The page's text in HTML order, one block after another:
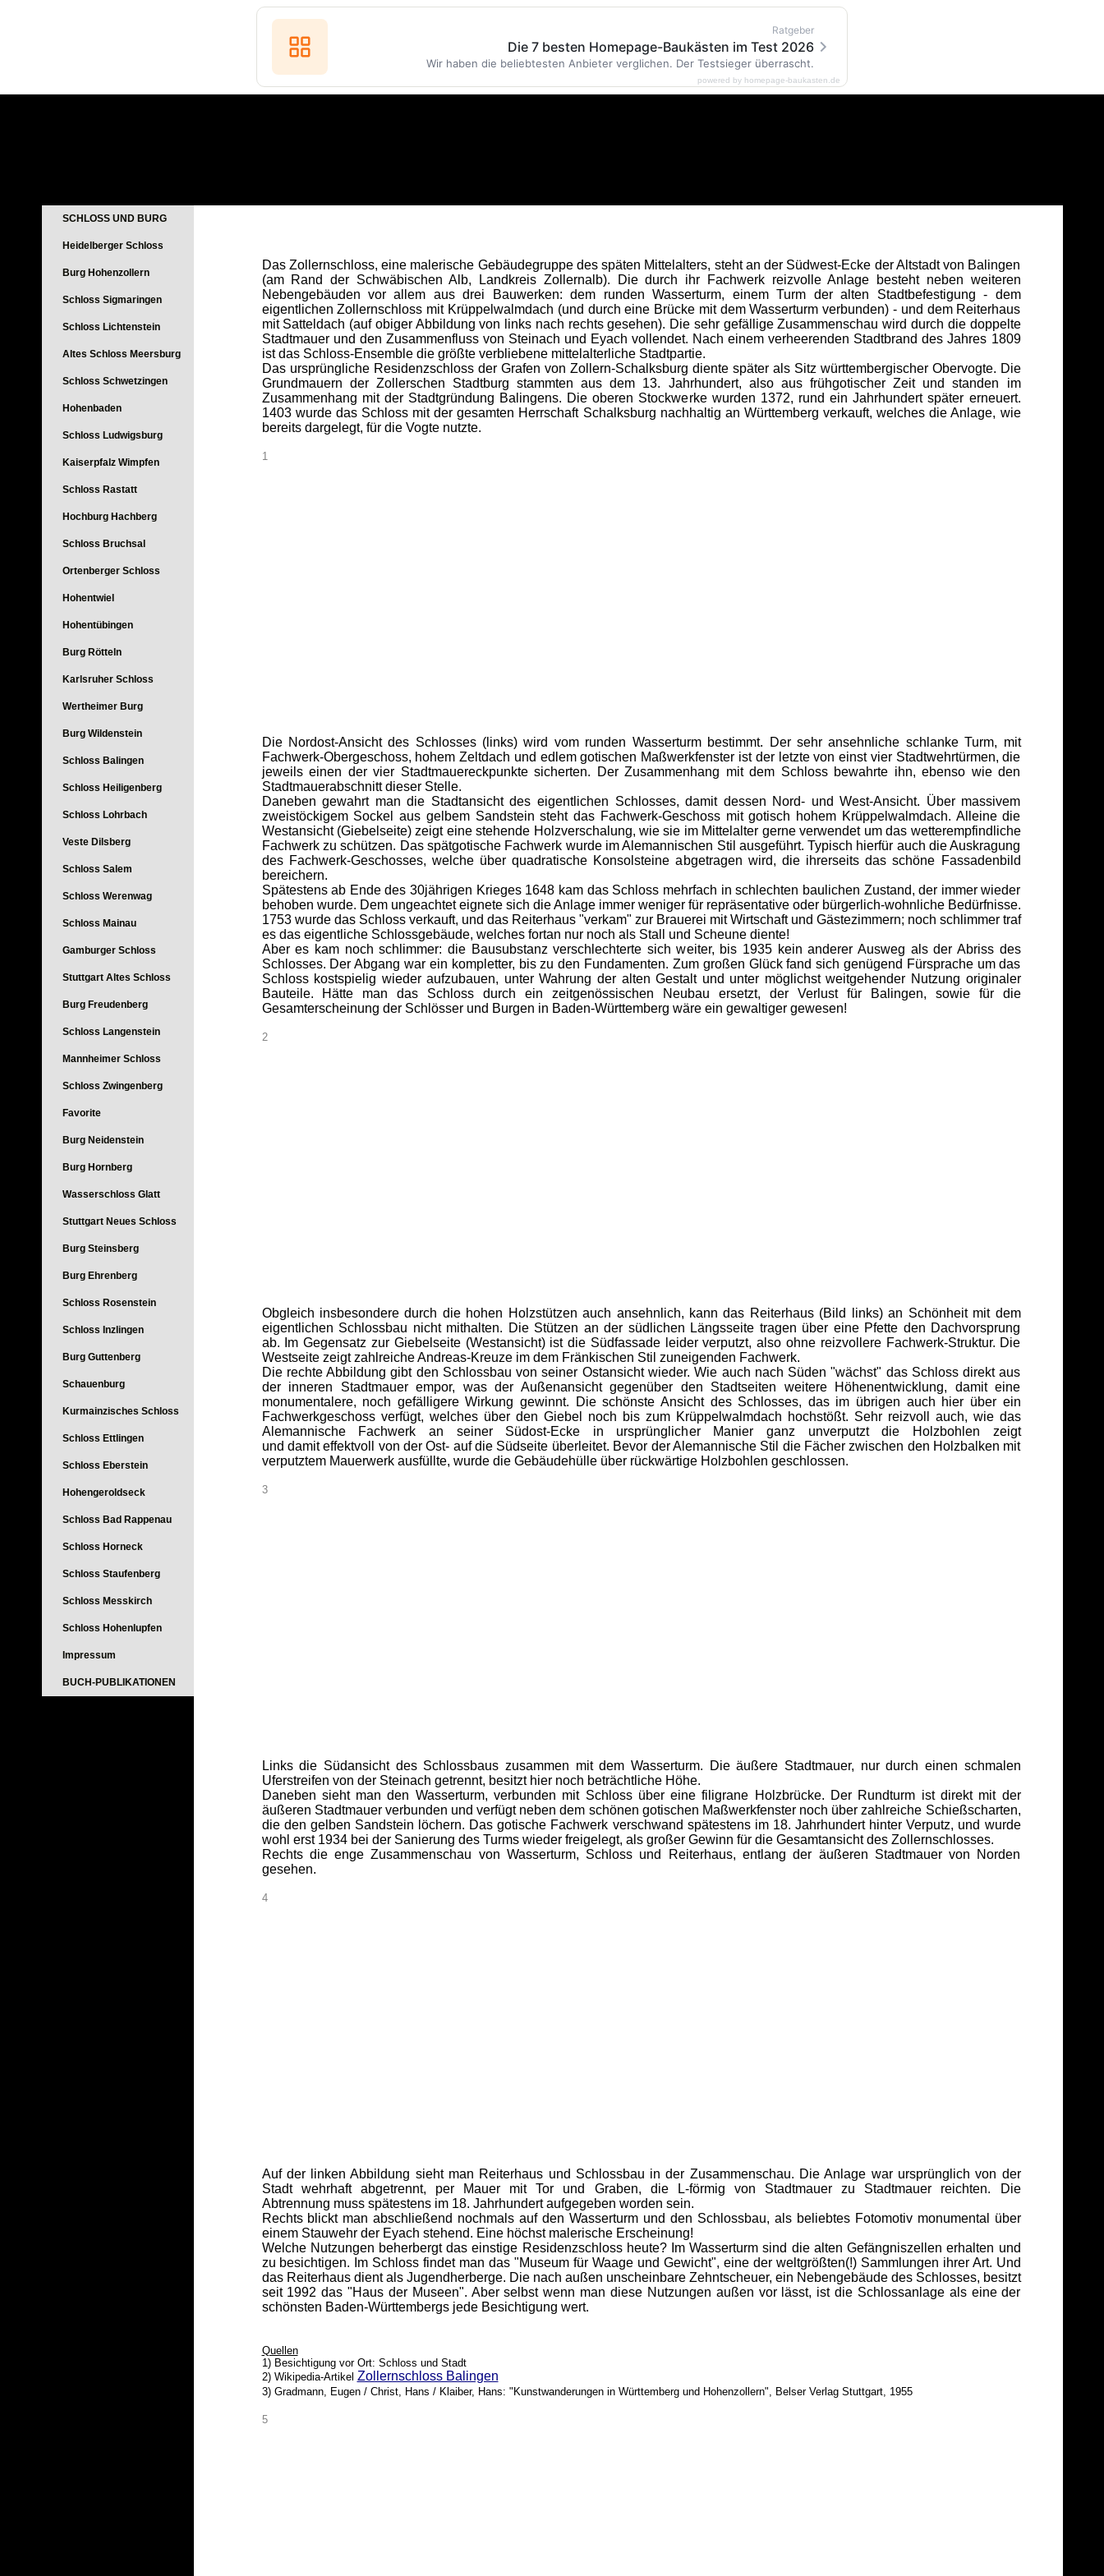
SCHLOSS UND BURG
Heidelberger Schloss
Burg Hohenzollern
Schloss Sigmaringen
Schloss Lichtenstein
Altes Schloss Meersburg
Schloss Schwetzingen
Hohenbaden
Schloss Ludwigsburg
Kaiserpfalz Wimpfen
Schloss Rastatt
Hochburg Hachberg
Schloss Bruchsal
Ortenberger Schloss
Hohentwiel
Hohentübingen
Burg Rötteln
Karlsruher Schloss
Wertheimer Burg
Burg Wildenstein
Schloss Balingen
Schloss Heiligenberg
Schloss Lohrbach
Veste Dilsberg
Schloss Salem
Schloss Werenwag
Schloss Mainau
Gamburger Schloss
Stuttgart Altes Schloss
Burg Freudenberg
Schloss Langenstein
Mannheimer Schloss
Schloss Zwingenberg
Favorite
Burg Neidenstein
Burg Hornberg
Wasserschloss Glatt
Stuttgart Neues Schloss
Burg Steinsberg
Burg Ehrenberg
Schloss Rosenstein
Schloss Inzlingen
Burg Guttenberg
Schauenburg
Kurmainzisches Schloss
Schloss Ettlingen
Schloss Eberstein
Hohengeroldseck
Schloss Bad Rappenau
Schloss Horneck
Schloss Staufenberg
Schloss Messkirch
Schloss Hohenlupfen
Impressum
BUCH-PUBLIKATIONEN
Das Zollernschloss, eine malerische Gebäudegruppe des späten Mittelalters, steht an der Südwest-Ecke der Altstadt von Balingen
(am Rand der Schwäbischen Alb, Landkreis Zollernalb). Die durch ihr Fachwerk reizvolle Anlage besteht neben weiteren
Nebengebäuden vor allem aus drei Bauwerken: dem runden Wasserturm, einem Turm der alten Stadtbefestigung - dem
eigentlichen Zollernschloss mit Krüppelwalmdach (und durch eine Brücke mit dem Wasserturm verbunden) - und dem Reiterhaus
mit Satteldach (auf obiger Abbildung von links nach rechts gesehen). Die sehr gefällige Zusammenschau wird durch die doppelte
Stadtmauer und den Zusammenfluss von Steinach und Eyach vollendet. Nach einem verheerenden Stadtbrand des Jahres 1809
ist das Schloss-Ensemble die größte verbliebene mittelalterliche Stadtpartie.
Das ursprüngliche Residenzschloss der Grafen von Zollern-Schalksburg diente später als Sitz württembergischer Obervogte. Die
Grundmauern der Zollerschen Stadtburg stammten aus dem 13. Jahrhundert, also aus frühgotischer Zeit und standen im
Zusammenhang mit der Stadtgründung Balingens. Die oberen Stockwerke wurden 1372, rund ein Jahrhundert später erneuert.
1403 wurde das Schloss mit der gesamten Herrschaft Schalksburg nachhaltig an Württemberg verkauft, welches die Anlage, wie
bereits dargelegt, für die Vogte nutzte.
1
Die Nordost-Ansicht des Schlosses (links) wird vom runden Wasserturm bestimmt. Der sehr ansehnliche schlanke Turm, mit
Fachwerk-Obergeschoss, hohem Zeltdach und edlem gotischen Maßwerkfenster ist der letzte von einst vier Stadtwehrtürmen, die
jeweils einen der vier Stadtmauereckpunkte sicherten. Der Zusammenhang mit dem Schloss bewahrte ihn, ebenso wie den
Stadtmauerabschnitt dieser Stelle.
Daneben gewahrt man die Stadtansicht des eigentlichen Schlosses, damit dessen Nord- und West-Ansicht. Über massivem
zweistöckigem Sockel aus gelbem Sandstein steht das Fachwerk-Geschoss mit gotisch hohem Krüppelwalmdach. Alleine die
Westansicht (Giebelseite) zeigt eine stehende Holzverschalung, wie sie im Mittelalter gerne verwendet um das wetterempfindliche
Fachwerk zu schützen. Das spätgotische Fachwerk wurde im Alemannischen Stil ausgeführt. Typisch hierfür auch die Auskragung
des Fachwerk-Geschosses, welche über quadratische Konsolsteine abgetragen wird, die ihrerseits das schöne Fassadenbild
bereichern.
Spätestens ab Ende des 30jährigen Krieges 1648 kam das Schloss mehrfach in schlechten baulichen Zustand, der immer wieder
behoben wurde. Dem ungeachtet eignete sich die Anlage immer weniger für repräsentative oder bürgerlich-wohnliche Bedürfnisse.
1753 wurde das Schloss verkauft, und das Reiterhaus "verkam" zur Brauerei mit Wirtschaft und Gästezimmern; noch schlimmer traf
es das eigentliche Schlossgebäude, welches fortan nur noch als Stall und Scheune diente!
Aber es kam noch schlimmer: die Bausubstanz verschlechterte sich weiter, bis 1935 kein anderer Ausweg als der Abriss des
Schlosses. Der Abgang war ein kompletter, bis zu den Fundamenten. Zum großen Glück fand sich genügend Fürsprache um das
Schloss kostspielig wieder aufzubauen, unter Wahrung der alten Gestalt und unter möglichst weitgehender Nutzung originaler
Bauteile. Hätte man das Schloss durch ein zeitgenössischen Neubau ersetzt, der Verlust für Balingen, sowie für die
Gesamterscheinung der Schlösser und Burgen in Baden-Württemberg wäre ein gewaltiger gewesen!
2
Obgleich insbesondere durch die hohen Holzstützen auch ansehnlich, kann das Reiterhaus (Bild links) an Schönheit mit dem
eigentlichen Schlossbau nicht mithalten. Die Stützen an der südlichen Längsseite tragen über eine Pfette den Dachvorsprung
ab. Im Gegensatz zur Giebelseite (Westansicht) ist die Südfassade leider verputzt, also ohne reizvollere Fachwerk-Struktur. Die
Westseite zeigt zahlreiche Andreas-Kreuze im dem Fränkischen Stil zuneigenden Fachwerk.
Die rechte Abbildung gibt den Schlossbau von seiner Ostansicht wieder. Wie auch nach Süden "wächst" das Schloss direkt aus
der inneren Stadtmauer empor, was der Außenansicht gegenüber den Stadtseiten weitere Höhenentwicklung, damit eine
monumentalere, noch gefälligere Wirkung gewinnt. Die schönste Ansicht des Schlosses, das im übrigen auch hier über ein
Fachwerkgeschoss verfügt, welches über den Giebel noch bis zum Krüppelwalmdach hochstößt. Sehr reizvoll auch, wie das
Alemannische Fachwerk an seiner Südost-Ecke in ursprünglicher Manier ganz unverputzt die Holzbohlen zeigt
und damit effektvoll von der Ost- auf die Südseite überleitet. Bevor der Alemannische Stil die Fächer zwischen den Holzbalken mit
verputztem Mauerwerk ausfüllte, wurde die Gebäudehülle über rückwärtige Holzbohlen geschlossen.
3
Links die Südansicht des Schlossbaus zusammen mit dem Wasserturm. Die äußere Stadtmauer, nur durch einen schmalen
Uferstreifen von der Steinach getrennt, besitzt hier noch beträchtliche Höhe.
Daneben sieht man den Wasserturm, verbunden mit Schloss über eine filigrane Holzbrücke. Der Rundturm ist direkt mit der
äußeren Stadtmauer verbunden und verfügt neben dem schönen gotischen Maßwerkfenster noch über zahlreiche Schießscharten,
die den gelben Sandstein löchern. Das gotische Fachwerk verschwand spätestens im 18. Jahrhundert hinter Verputz, und wurde
wohl erst 1934 bei der Sanierung des Turms wieder freigelegt, als großer Gewinn für die Gesamtansicht des Zollernschlosses.
Rechts die enge Zusammenschau von Wasserturm, Schloss und Reiterhaus, entlang der äußeren Stadtmauer von Norden
gesehen.
4
Auf der linken Abbildung sieht man Reiterhaus und Schlossbau in der Zusammenschau. Die Anlage war ursprünglich von der
Stadt wehrhaft abgetrennt, per Mauer mit Tor und Graben, die L-förmig von Stadtmauer zu Stadtmauer reichten. Die
Abtrennung muss spätestens im 18. Jahrhundert aufgegeben worden sein.
Rechts blickt man abschließend nochmals auf den Wasserturm und den Schlossbau, als beliebtes Fotomotiv monumental über
einem Stauwehr der Eyach stehend. Eine höchst malerische Erscheinung!
Welche Nutzungen beherbergt das einstige Residenzschloss heute? Im Wasserturm sind die alten Gefängniszellen erhalten und
zu besichtigen. Im Schloss findet man das "Museum für Waage und Gewicht", eine der weltgrößten(!) Sammlungen ihrer Art. Und
das Reiterhaus dient als Jugendherberge. Die nach außen unscheinbare Zehntscheuer, ein Nebengebäude des Schlosses, besitzt
seit 1992 das "Haus der Museen". Aber selbst wenn man diese Nutzungen außen vor lässt, ist die Schlossanlage als eine der
schönsten Baden-Württembergs jede Besichtigung wert.
Quellen
1) Besichtigung vor Ort: Schloss und Stadt
2) Wikipedia-Artikel Zollernschloss Balingen
3) Gradmann, Eugen / Christ, Hans / Klaiber, Hans: "Kunstwanderungen in Württemberg und Hohenzollern", Belser Verlag Stuttgart, 1955
5
Ratgeber
Die 7 besten Homepage-Baukästen im Test 2026
Wir haben die beliebtesten Anbieter verglichen. Der Testsieger überrascht.
powered by homepage-baukasten.de